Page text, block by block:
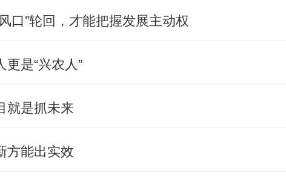
口”轮回，才能把握发展主动权
更是“兴农人”
就是抓未来
方能出实效